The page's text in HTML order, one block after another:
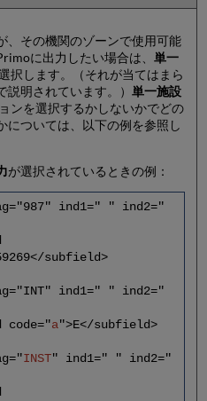
、その機関のゾーンで使用可能
に出力したい場合は、 単一
択します。（それが当てはまら
説明されています。） 単一施設
ンを選択するかしないかでどの
については、以下の例を参照し
が選択されているときの例：
ind1=" " ind2="
subfield>
ind1=" " ind2="
a">E</subfield>
INST" ind1=" " ind2="